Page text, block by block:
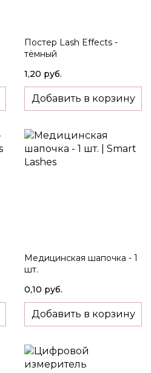
Постер Lash Effects -
тёмный
1,20 руб.
Добавить в корзину
Медицинская шапочка - 1
шт.
0,10 руб.
Добавить в корзину